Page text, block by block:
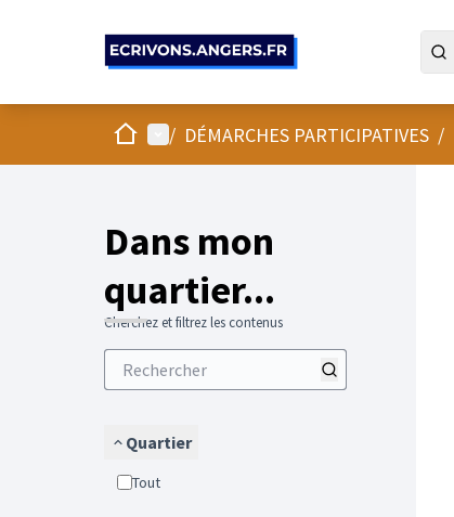
AccueilMenu principal
/ DÉMARCHES PARTICIPATIVES /
Dans mon
quartier...
Cherchez et filtrez les contenus
Quartier
Tout